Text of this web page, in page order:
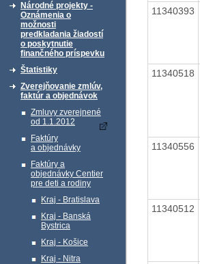
Národné projekty -
Oznámenia o
možnosti
predkladania žiadostí
o poskytnutie
finančného príspevku
Štatistiky
Zverejňovanie zmlúv,
faktúr a objednávok
Zmluvy zverejnené
od 1.1.2012
Faktúry
a objednávky
Faktúry a
objednávky Centier
pre deti a rodiny
Kraj - Bratislava
Kraj - Banská
Bystrica
Kraj - Košice
Kraj - Nitra
11340393
11340518
11340556
11340512